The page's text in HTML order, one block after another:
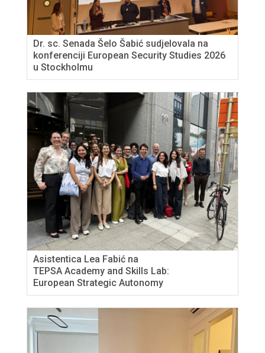
Dr. sc. Senada Šelo Šabić sudjelovala na
konferenciji European Security Studies 2026
u Stockholmu
Asistentica Lea Fabić na
TEPSA Academy and Skills Lab:
European Strategic Autonomy